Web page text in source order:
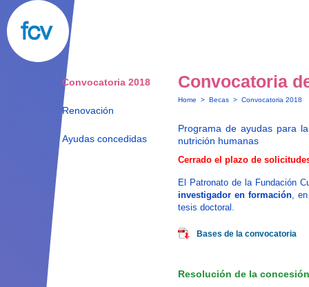
Convocatoria 2018
Renovación
Ayudas concedidas
Convocatoria
Home > Becas > Convocatoria 2018
Programa de ayudas para
nutrición humanas
Cerrado el plazo de
El Patronato de la Fundación
investigador en formación, en
tesis doctoral.
Bases de la convocatoria
Resolución de la concesión